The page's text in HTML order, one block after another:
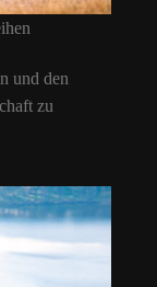
und den
zu